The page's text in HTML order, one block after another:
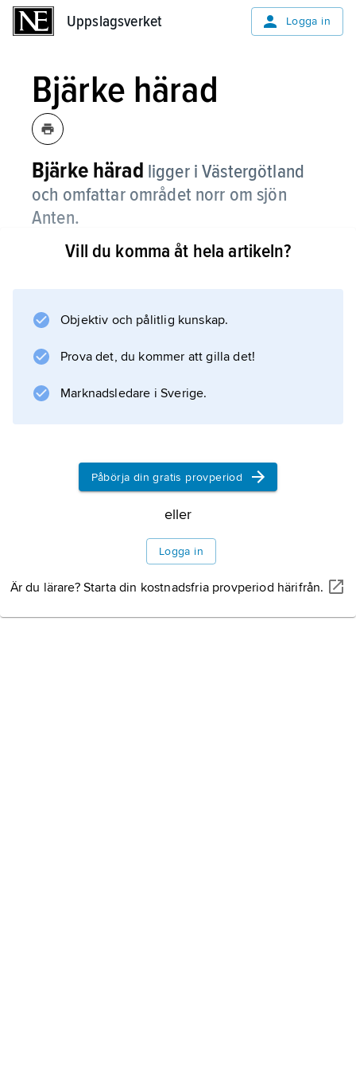
Uppslagsverket Logga in
Bjärke härad
Bjärke härad ligger i Västergötland
och omfattar området norr om sjön
Anten.
Den största orten i dag är den gamla
Information om artikeln
Vill du komma åt hela artikeln?
Objektiv och pålitlig kunskap.
Prova det, du kommer att gilla det!
Marknadsledare i Sverige.
Påbörja din gratis provperiod
eller
Logga in
Är du lärare? Starta din kostnadsfria provperiod härifrån.